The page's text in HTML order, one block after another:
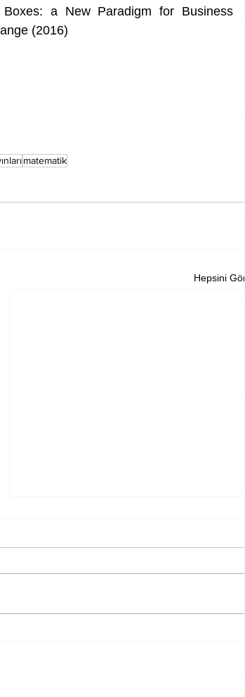
a New Paradigm for Business
(2016)
matematik
Hepsini Gör